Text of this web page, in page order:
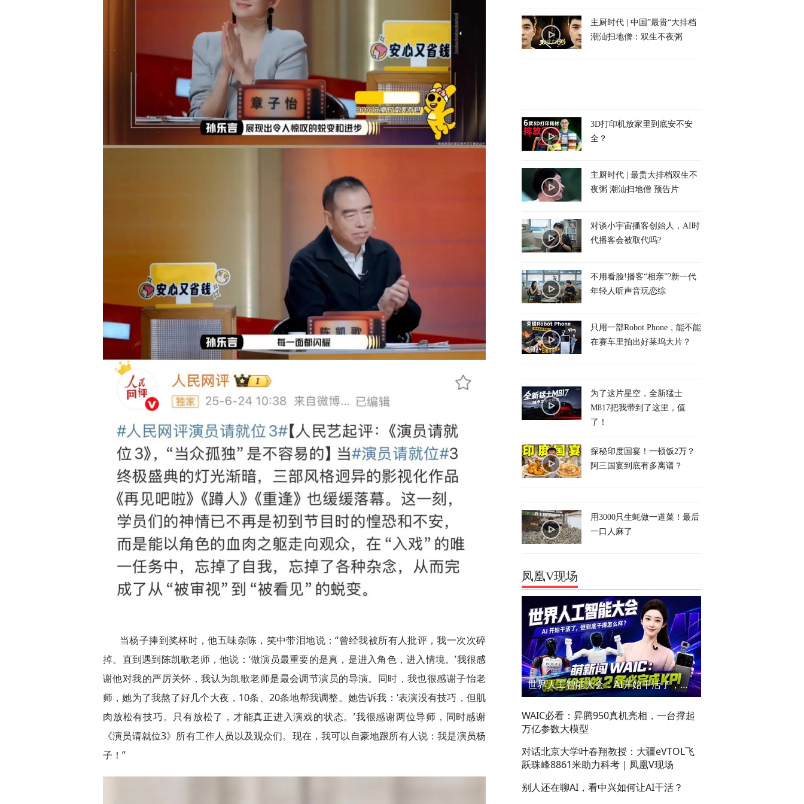
当杨子捧到奖杯时，他五味杂陈，笑中带泪地说：“曾经我被所有人批评，我一次次碎
掉。直到遇到陈凯歌老师，他说：‘做演员最重要的是真，是进入角色，进入情境。’我很感
谢他对我的严厉关怀，我认为凯歌老师是最会调节演员的导演。同时，我也很感谢子怡老
师，她为了我熬了好几个大夜，10条、20条地帮我调整。她告诉我：‘表演没有技巧，但肌
肉放松有技巧。只有放松了，才能真正进入演戏的状态。’我很感谢两位导师，同时感谢
《演员请就位3》所有工作人员以及观众们。现在，我可以自豪地跟所有人说：我是演员杨
子！”
主厨时代 | 中国”最贵“大排档
潮汕扫地僧：双生不夜粥
3D打印机放家里到底安不安
全？
主厨时代 | 最贵大排档双生不
夜粥 潮汕扫地僧 预告片
对谈小宇宙播客创始人，AI时
代播客会被取代吗?
不用看脸!播客“相亲”?新一代
年轻人听声音玩恋综
只用一部Robot Phone，能不能
在赛车里拍出好莱坞大片？
为了这片星空，全新猛士
M817把我带到了这里，值
了！
探秘印度国宴！一顿饭2万？
阿三国宴到底有多离谱？
用3000只生蚝做一道菜！最后
一口人麻了
凤凰V现场
世界人工智能大会：AI开始干活了，但到底干的怎么样？萌新闯WAIC
WAIC必看：昇腾950真机亮相，一台撑起
万亿参数大模型
对话北京大学叶春翔教授：大疆eVTOL飞
跃珠峰8861米助力科考｜凤凰V现场
别人还在聊AI，看中兴如何让AI干活？